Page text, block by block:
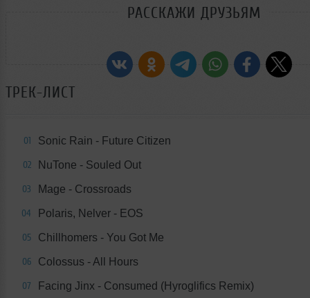
РАССКАЖИ ДРУЗЬЯМ
ТРЕК-ЛИСТ
01 Sonic Rain - Future Citizen
02 NuTone - Souled Out
03 Mage - Crossroads
04 Polaris, Nelver - EOS
05 Chillhomers - You Got Me
06 Colossus - All Hours
07 Facing Jinx - Consumed (Hyroglifics Remix)